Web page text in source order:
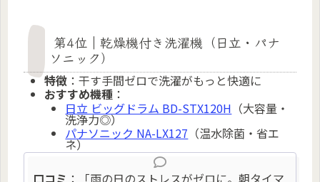
第4位｜乾燥機付き洗濯機（日立・パナ
ソニック）
特徴 ：干す手間ゼロで洗濯がもっと快適に
おすすめ機種 ：
日立 ビッグドラム BD-STX120H （大容量・
洗浄力◎）
パナソニック NA-LX127 （温水除菌・省エ
ネ）
口コミ ：「雨の日のストレスがゼロに。朝タイマ